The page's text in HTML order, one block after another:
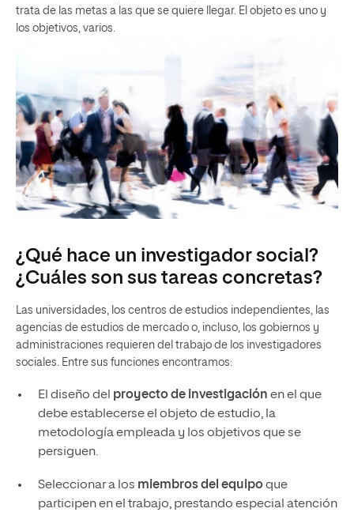
trata de las metas a las que se quiere llegar. El objeto es uno y
los objetivos, varios.
¿Qué hace un investigador social?
¿Cuáles son sus tareas concretas?
Las universidades, los centros de estudios independientes, las
agencias de estudios de mercado o, incluso, los gobiernos y
administraciones requieren del trabajo de los investigadores
sociales. Entre sus funciones encontramos:
El diseño del proyecto de investigación en el que
debe establecerse el objeto de estudio, la
metodología empleada y los objetivos que se
persiguen.
Seleccionar a los miembros del equipoque
participen en el trabajo, prestando especial atención